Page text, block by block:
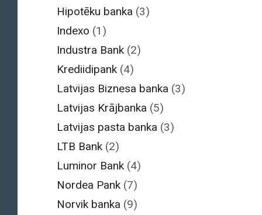
Hipotēku banka (3)
Indexo (1)
Industra Bank (2)
Krediidipank (4)
Latvijas Biznesa banka (3)
Latvijas Krājbanka (5)
Latvijas pasta banka (3)
LTB Bank (2)
Luminor Bank (4)
Nordea Pank (7)
Norvik banka (9)